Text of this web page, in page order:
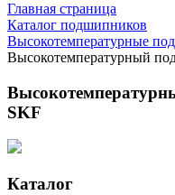
Главная страница
Каталог подшипников
Высокотемпературные
Высокотемпературный
SKF
Каталог